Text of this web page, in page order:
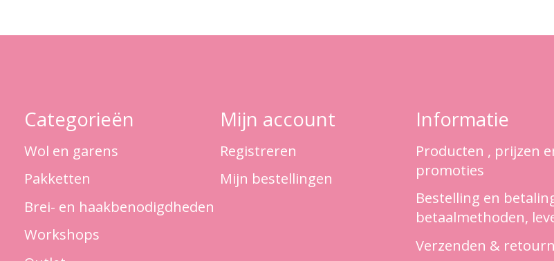
Categorieën
Wol en garens
Pakketten
Brei- en haakbenodigdheden
Workshops
Mijn account
Registreren
Mijn bestellingen
Informatie
Producten , prijzen
promoties
Bestelling en
betaalmethoden,
Verzenden &